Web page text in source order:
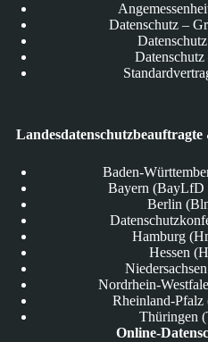
Datenschutz –
Baden-
Bayern
Berlin
Hamburg
Hessen
Nordrhein-
Rheinland-
Thüringen
Online-